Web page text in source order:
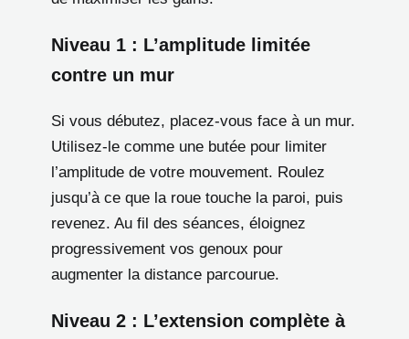
Niveau 1 : L’amplitude limitée
contre un mur
Si vous débutez, placez-vous face à un mur.
Utilisez-le comme une butée pour limiter
l’amplitude de votre mouvement. Roulez
jusqu’à ce que la roue touche la paroi, puis
revenez. Au fil des séances, éloignez
progressivement vos genoux pour
augmenter la distance parcourue.
Niveau 2 : L’extension complète à